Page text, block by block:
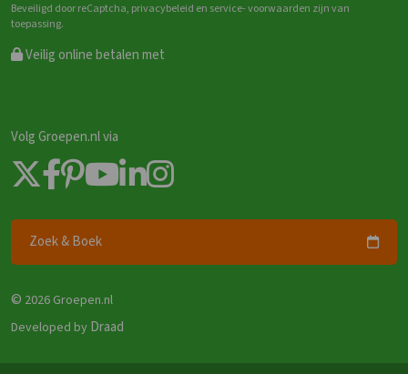
Beveiligd door reCaptcha, privacybeleid en service- voorwaarden zijn van
toepassing.
Veilig online betalen met
Volg Groepen.nl via
Zoek & Boek
© 2026 Groepen.nl
Developed by Draad